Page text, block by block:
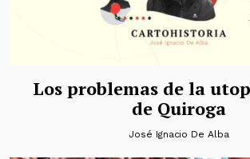
Los problemas de la
de Quiroga
José Ignacio De Alba